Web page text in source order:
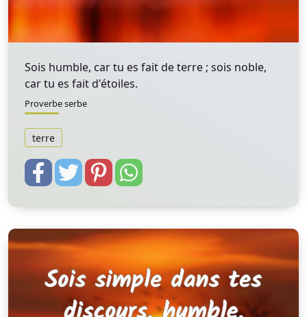
Sois humble, car tu es fait de terre ; sois noble,
car tu es fait d'étoiles.
Proverbe serbe
terre